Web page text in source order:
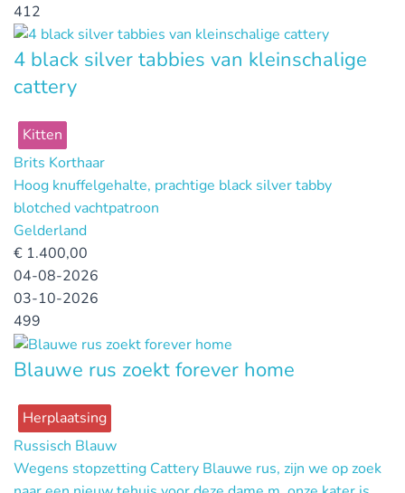
412
4 black silver tabbies van kleinschalige
cattery
Kitten
Brits Korthaar
Hoog knuffelgehalte, prachtige black silver tabby
blotched vachtpatroon
Gelderland
€ 1.400,00
04-08-2026
03-10-2026
499
Blauwe rus zoekt forever home
Herplaatsing
Russisch Blauw
Wegens stopzetting Cattery Blauwe rus, zijn we op zoek